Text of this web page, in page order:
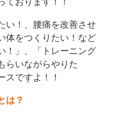
い！、腰痛を改善させ
体をつくりたい！など
！」、「トレーニング
らいながらやりた
スですよ！！
は？